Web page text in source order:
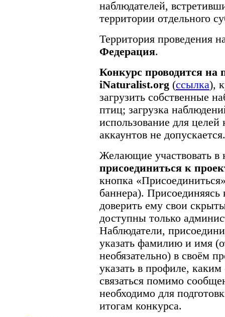
наблюдателей,
территории отдельного
Территория проведения
Федерация.
Конкурс проводится на
iNaturalist.org (ссылка),
загрузить собственные
птиц; загрузка
использование для
аккаунтов не допускается.
Желающие участвовать в
присоединиться к
кнопка
баннера).
доверить ему свои
доступны только
Наблюдатели,
указать фамилию и имя
необязательно) в своём
указать в профиле,
связаться помимо
необходимо для
итогам конкурса.